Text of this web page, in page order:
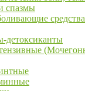
спазмы
средства
детоксиканты